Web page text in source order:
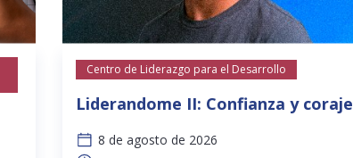
Centro de Liderazgo para el Desarrollo
Liderandome II: Confianza y coraje
8 de agosto de 2026